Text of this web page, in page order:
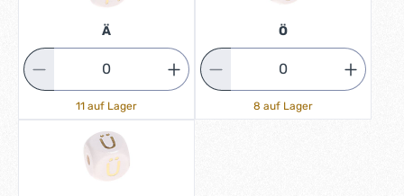
Ä
11 auf Lager
Ö
8 auf Lager